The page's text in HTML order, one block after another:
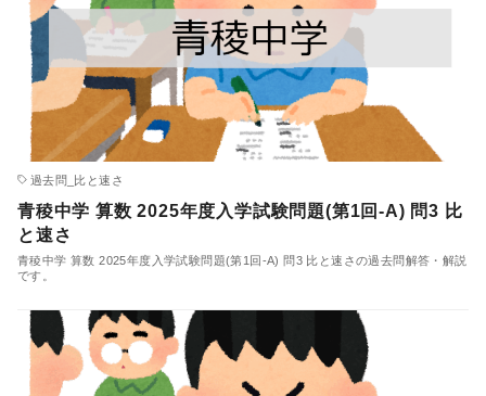
過去問_比と速さ
青稜中学 算数 2025年度入学試験問題(第1回-A) 問3 比
と速さ
青稜中学 算数 2025年度入学試験問題(第1回-A) 問3 比と速さの過去問解答・解説
です。